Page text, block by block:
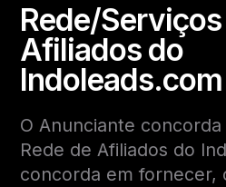
Rede/
Afiliados do
Indoleads.com
O Anunciante
Rede de Afiliados do
concorda em fornecer,